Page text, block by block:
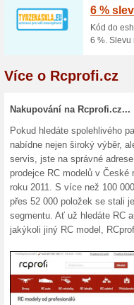
tak, že do
93%
Nakupte v
dopravu
dopravu